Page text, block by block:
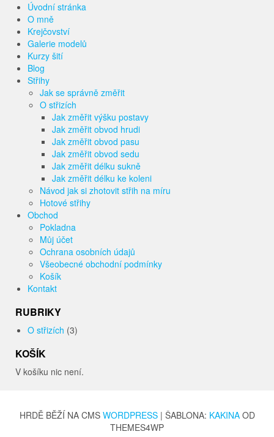
Úvodní stránka
O mně
Krejčovství
Galerie modelů
Kurzy šití
Blog
Střihy
Jak se správně změřit
O střizích
Jak změřit výšku postavy
Jak změřit obvod hrudi
Jak změřit obvod pasu
Jak změřit obvod sedu
Jak změřit délku sukně
Jak změřit délku ke koleni
Návod jak si zhotovit střih na míru
Hotové střihy
Obchod
Pokladna
Můj účet
Ochrana osobních údajů
Všeobecné obchodní podmínky
Košík
Kontakt
RUBRIKY
O střizích (3)
KOŠÍK
V košíku nic není.
HRDĚ BĚŽÍ NA CMS WORDPRESS | ŠABLONA: KAKINAOD
THEMES4WP